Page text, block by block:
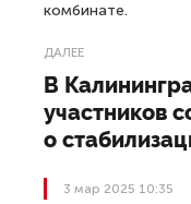
комбинате.
ДАЛЕЕ
В
участников
о
3 мар 2025 10:35